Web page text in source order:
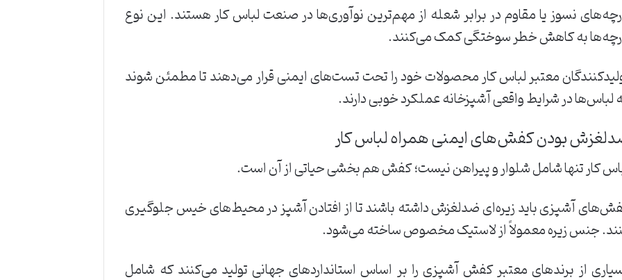
نسوز یا مقاوم در برابر شعله از مهم‌ترین نوآوری‌ها در صنعت لباس کار هستند. این نوع
به کاهش خطر سوختگی کمک می‌کنند.
معتبر لباس کار محصولات خود را تحت تست‌های ایمنی قرار می‌دهند تا مطمئن شوند
لباس‌ها در شرایط واقعی آشپزخانه عملکرد خوبی دارند.
بودن کفش‌های ایمنی همراه لباس کار
کار تنها شامل شلوار و پیراهن نیست؛ کفش هم بخشی حیاتی از آن است.
آشپزی باید زیره‌ای ضدلغزش داشته باشند تا از افتادن آشپز در محیط‌های خیس جلوگیری
جنس زیره معمولاً از لاستیک مخصوص ساخته می‌شود.
از برندهای معتبر کفش آشپزی را بر اساس استانداردهای جهانی تولید می‌کنند که شامل